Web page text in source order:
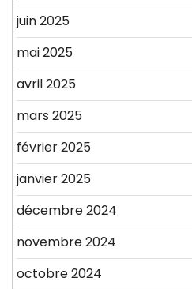
juin 2025
mai 2025
avril 2025
mars 2025
février 2025
janvier 2025
décembre 2024
novembre 2024
octobre 2024